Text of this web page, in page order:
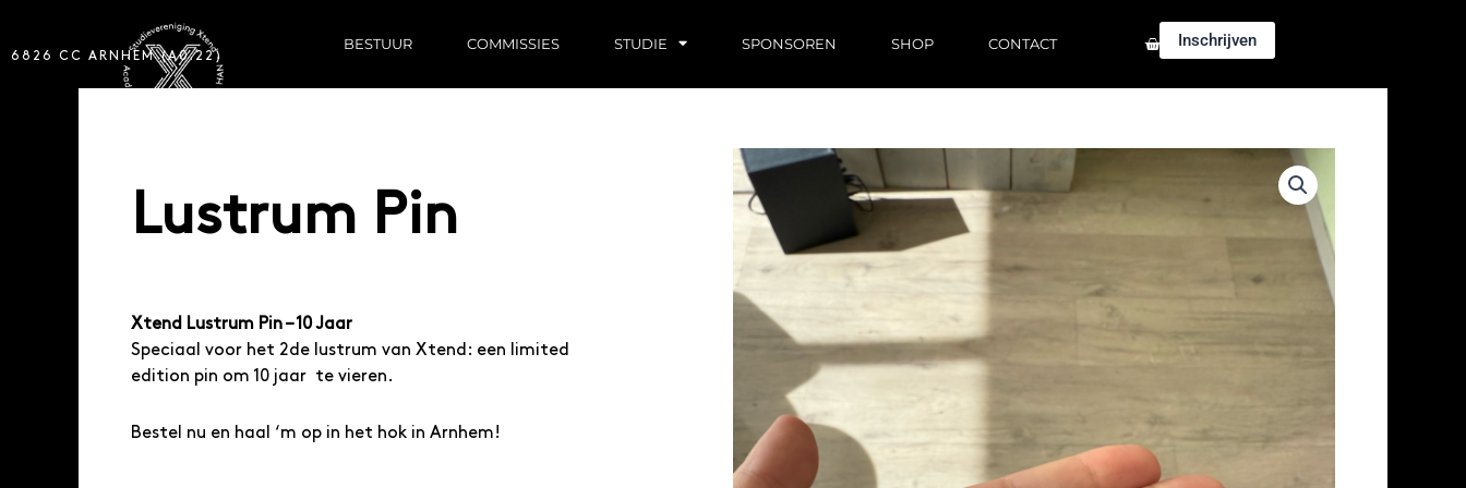
BESTUUR COMMISSIES STUDIE SPONSOREN SHOP CONTACT Winkelwagen
Inschrijven
Lustrum Pin
Xtend Lustrum Pin – 10 Jaar
Speciaal voor het 2de lustrum van Xtend: een limited
edition pin om 10 jaar te vieren.
Bestel nu en haal ‘m op in het hok in Arnhem!
6826 CC ARNHEM (A0.22)